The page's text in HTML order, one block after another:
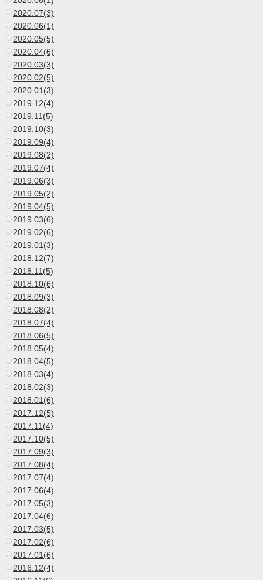
2020.07(3)
2020.06(1)
2020.05(5)
2020.04(6)
2020.03(3)
2020.02(5)
2020.01(3)
2019.12(4)
2019.11(5)
2019.10(3)
2019.09(4)
2019.08(2)
2019.07(4)
2019.06(3)
2019.05(2)
2019.04(5)
2019.03(6)
2019.02(6)
2019.01(3)
2018.12(7)
2018.11(5)
2018.10(6)
2018.09(3)
2018.08(2)
2018.07(4)
2018.06(5)
2018.05(4)
2018.04(5)
2018.03(4)
2018.02(3)
2018.01(6)
2017.12(5)
2017.11(4)
2017.10(5)
2017.09(3)
2017.08(4)
2017.07(4)
2017.06(4)
2017.05(3)
2017.04(6)
2017.03(5)
2017.02(6)
2017.01(6)
2016.12(4)